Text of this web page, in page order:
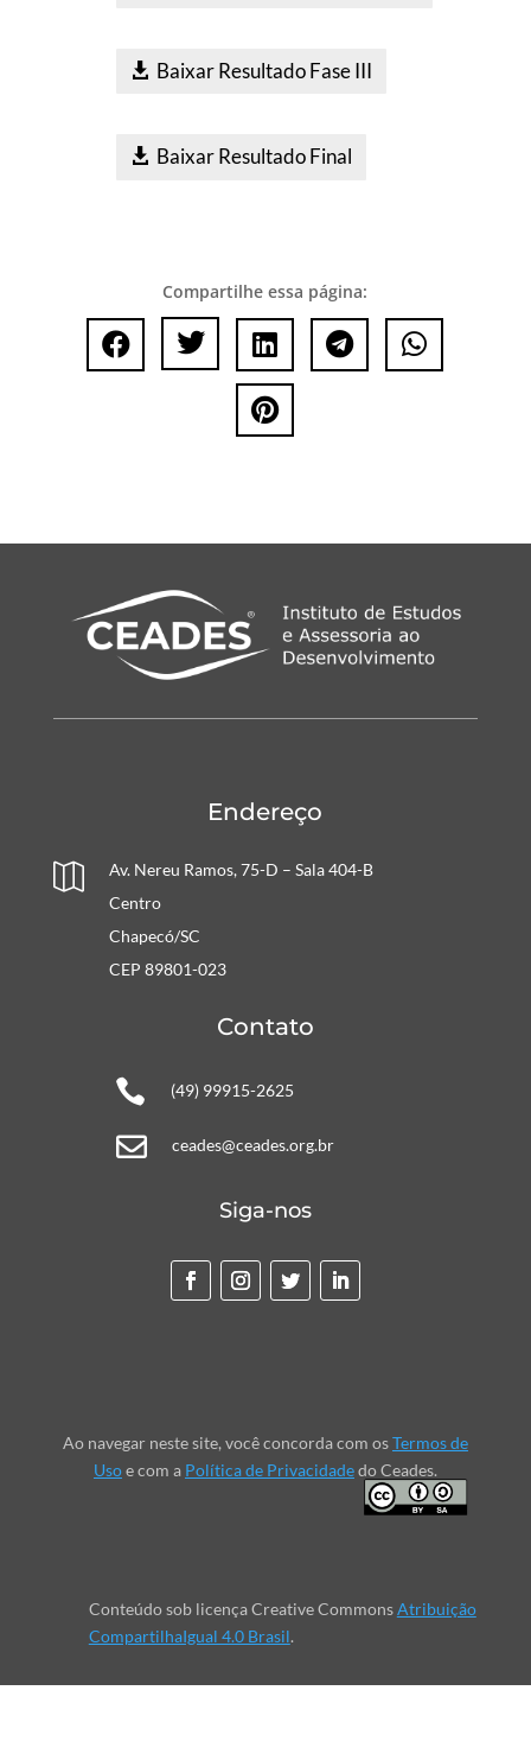
Baixar Resultado Fase III
Baixar Resultado Final
Compartilhe essa página:
    

Endereço

Av. Nereu Ramos, 75-D – Sala 404-B
Centro
Chapecó/SC
CEP 89801-023
Contato
 (49) 99915-2625
 ceades@ceades.org.br
Siga-nos
Ao navegar neste site, você concorda com osTermos de
Usoe com a Política de Privacidadedo Ceades.
Conteúdo sob licença Creative CommonsAtribuição
CompartilhaIgual 4.0 Brasil.